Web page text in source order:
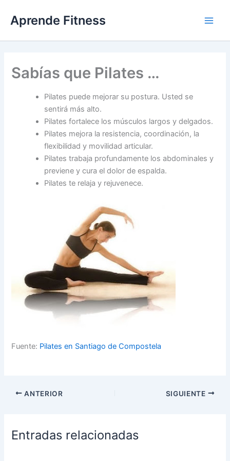
contenido
Aprende Fitness
Sabías que Pilates …
Pilates puede mejorar su postura. Usted se
sentirá más alto.
Pilates fortalece los músculos largos y delgados.
Pilates mejora la resistencia, coordinación, la
flexibilidad y movilidad articular.
Pilates trabaja profundamente los abdominales y
previene y cura el dolor de espalda.
Pilates te relaja y rejuvenece.
Fuente: Pilates en Santiago de Compostela
ANTERIOR SIGUIENTE
Entradas relacionadas